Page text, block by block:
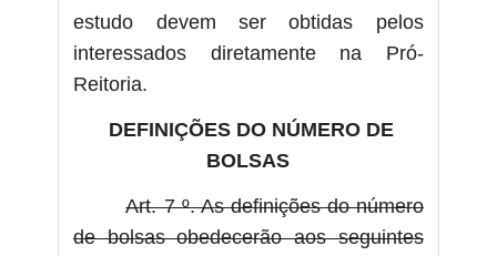
estudo devem ser obtidas pelos
interessados diretamente na Pró-
Reitoria.
DEFINIÇÕES DO NÚMERO DE
BOLSAS
Art. 7 º. As definições do número
de bolsas obedecerão aos seguintes